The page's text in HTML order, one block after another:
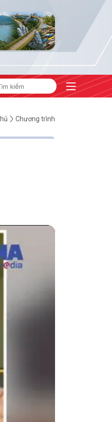
ương 3
Chương trình